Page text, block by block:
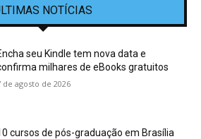
NOTÍCIAS
seu Kindle tem nova data e
milhares de eBooks gratuitos
de agosto de 2026
cursos de pós-graduação em Brasília